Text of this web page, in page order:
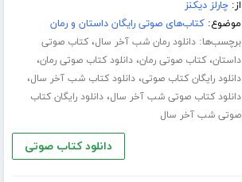
از:چارلز دیکنز
موضوع:کتاب‌های صوتی رایگان داستان و رمان
برچسب‌ها:دانلود رمان شب آخر سال،کتاب صوتی
داستان،کتاب صوتی رمان،دانلود کتاب صوتی رمان،
دانلود رایگان کتاب صوتی،دانلود کتاب شب آخر سال،
دانلود کتاب صوتی شب آخر سال،دانلود رایگان کتاب
صوتی شب آخر سال
دانلود کتاب صوتی